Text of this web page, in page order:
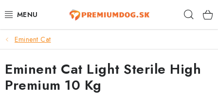
na
TOP 100 PRODUKTOV
NOVINKY
AKCIE
Eminent Cat
Eminent Cat Light Sterile High
Premium 10 Kg